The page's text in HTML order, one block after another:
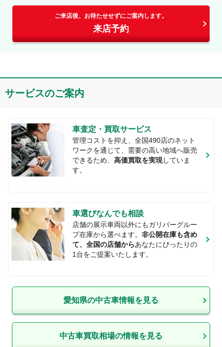
ご来店後、お待たせせずにご案内します。
来店予約
サービスのご案内
車査定・買取サービス
管理コストを抑え、全国490店のネット
ワークを通じて、需要の高い地域へ販売
できるため、 高価買取を実現していま
す。
車選びなんでも相談
店舗の展示車両以外にもガリバーグルー
プ在庫から選べます。 非公開在庫も含め
て、全国の店舗からあなたにぴったりの
1台をご提案いたします。
愛知県の中古車情報を見る
中古車買取相場の情報を見る